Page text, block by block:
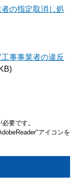
の指定取消し処
事事業者の違反
要です。
アイコンを